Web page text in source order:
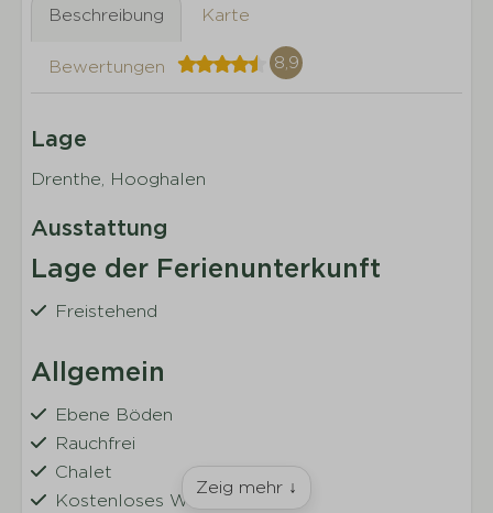
Beschreibung Karte
Bewertungen 8,9
Lage
Drenthe, Hooghalen
Ausstattung
Lage der Ferienunterkunft
Freistehend
Allgemein
Ebene Böden
Rauchfrei
Chalet
Kostenloses WLAN
Zeig mehr ↓